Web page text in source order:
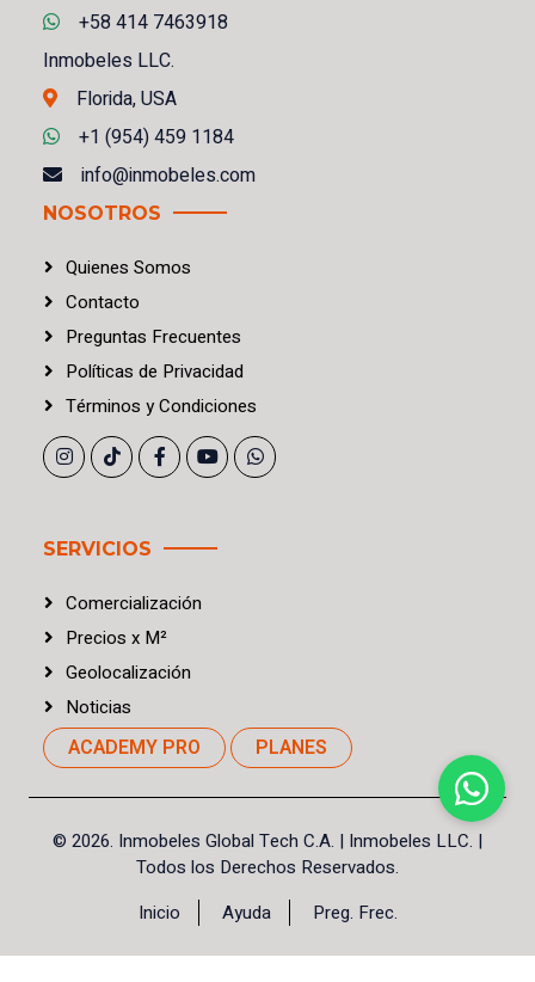
+58 414 7463918
Inmobeles LLC.
Florida, USA
+1 (954) 459 1184
info@inmobeles.com
NOSOTROS
Quienes Somos
Contacto
Preguntas Frecuentes
Políticas de Privacidad
Términos yCondiciones
SERVICIOS
Comercialización
Precios x M²
Geolocalización
Noticias
ACADEMY PRO PLANES
© 2026. Inmobeles Global Tech C.A. | Inmobeles LLC. |
Todos los Derechos Reservados.
Inicio
Ayuda Preg. Frec.